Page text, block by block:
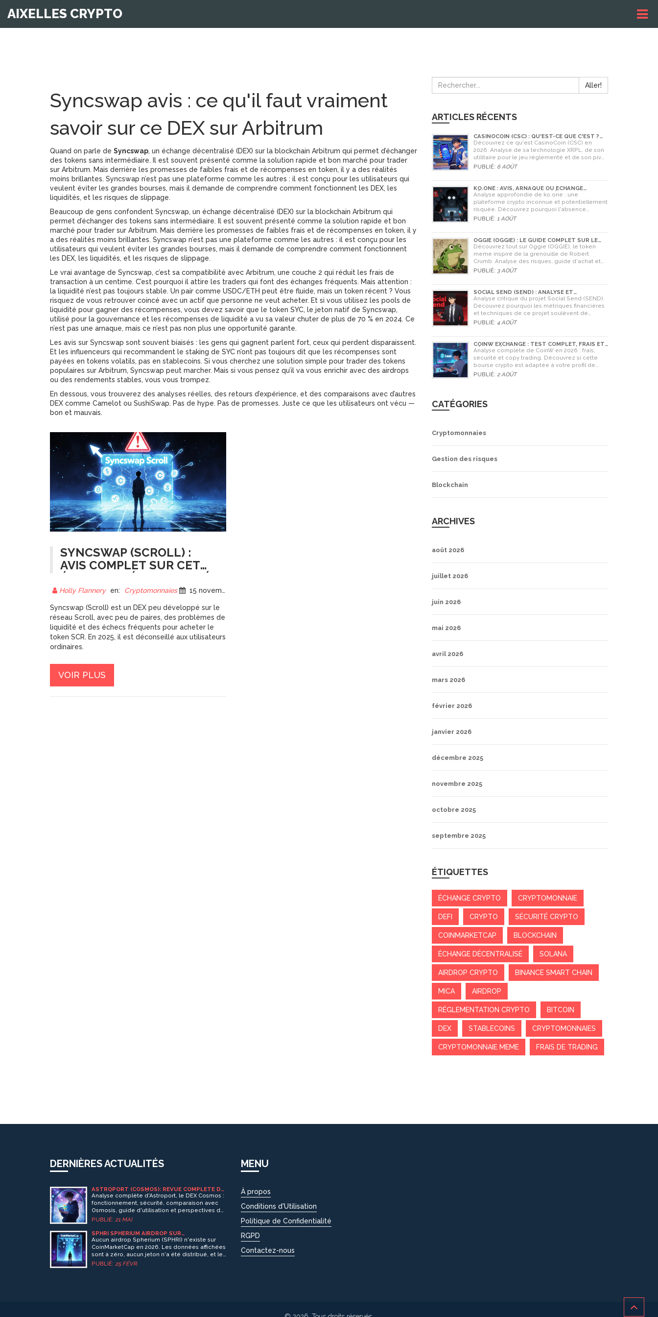
AIXELLES CRYPTO
Syncswap avis : ce qu'il faut vraiment
savoir sur ce DEX sur Arbitrum
Quand on parle de Syncswap, un échange décentralisé (DEX) sur la blockchain Arbitrum qui permet d’échanger
des tokens sans intermédiaire. Il est souvent présenté comme la solution rapide et bon marché pour trader
sur Arbitrum. Mais derrière les promesses de faibles frais et de récompenses en token, il y a des réalités
moins brillantes. Syncswap n’est pas une plateforme comme les autres : il est conçu pour les utilisateurs qui
veulent éviter les grandes bourses, mais il demande de comprendre comment fonctionnent les DEX, les
liquidités, et les risques de slippage.
Beaucoup de gens confondent Syncswap, un échange décentralisé (DEX) sur la blockchain Arbitrum qui
permet d’échanger des tokens sans intermédiaire. Il est souvent présenté comme la solution rapide et bon
marché pour trader sur Arbitrum. Mais derrière les promesses de faibles frais et de récompenses en token, il y
a des réalités moins brillantes. Syncswap n’est pas une plateforme comme les autres : il est conçu pour les
utilisateurs qui veulent éviter les grandes bourses, mais il demande de comprendre comment fonctionnent
les DEX, les liquidités, et les risques de slippage.
Le vrai avantage de Syncswap, c’est sa compatibilité avec Arbitrum, une couche 2 qui réduit les frais de
transaction à un centime. C’est pourquoi il attire les traders qui font des échanges fréquents. Mais attention :
la liquidité n’est pas toujours stable. Un pair comme USDC/ETH peut être fluide, mais un token récent ? Vous
risquez de vous retrouver coincé avec un actif que personne ne veut acheter. Et si vous utilisez les pools de
liquidité pour gagner des récompenses, vous devez savoir que le token SYC, le jeton natif de Syncswap,
utilisé pour la gouvernance et les récompenses de liquidité a vu sa valeur chuter de plus de 70 % en 2024. Ce
n’est pas une arnaque, mais ce n’est pas non plus une opportunité garante.
Les avis sur Syncswap sont souvent biaisés : les gens qui gagnent parlent fort, ceux qui perdent disparaissent.
Et les influenceurs qui recommandent le staking de SYC n’ont pas toujours dit que les récompenses sont
payées en tokens volatils, pas en stablecoins. Si vous cherchez une solution simple pour trader des tokens
populaires sur Arbitrum, Syncswap peut marcher. Mais si vous pensez qu’il va vous enrichir avec des airdrops
ou des rendements stables, vous vous trompez.
En dessous, vous trouverez des analyses réelles, des retours d’expérience, et des comparaisons avec d’autres
DEX comme Camelot ou SushiSwap. Pas de hype. Pas de promesses. Juste ce que les utilisateurs ont vécu —
bon et mauvais.
SYNCSWAP (SCROLL) :
AVIS COMPLET SUR CET
ÉCHANGE DÉCENTRALISÉ
PEU CONNU EN 2025
Holly Flannery en: Cryptomonnaies 15 novembre 2025
Syncswap (Scroll) est un DEX peu développé sur le
réseau Scroll, avec peu de paires, des problèmes de
liquidité et des échecs fréquents pour acheter le
token SCR. En 2025, il est déconseillé aux utilisateurs
ordinaires.
VOIR PLUS
Aller!
ARTICLES RÉCENTS
CASINOCOIN (CSC) : QU'EST-CE QUE C'EST ?
GUIDE COMPLET, TOKENOMICS ET AVENIR EN
2026
Découvrez ce qu'est CasinoCoin (CSC) en
2026. Analyse de sa technologie XRPL, de son
utilitaire pour le jeu réglementé et de son pivot
stratégique vers LuckyHash.
PUBLIÉ: 6 AOÛT
KO.ONE : AVIS, ARNAQUE OU ÉCHANGE
LÉGITIME ? ANALYSE COMPLÈTE
Analyse approfondie de ko.one : une
plateforme crypto inconnue et potentiellement
risquée. Découvrez pourquoi l'absence
d'information est un danger, comparez avec
PUBLIÉ: 1 AOÛT
OGGIE (OGGIE) : LE GUIDE COMPLET SUR LE
TOKEN MEME DE LA GRENOUILLE
Découvrez tout sur Oggie (OGGIE), le token
meme inspiré de la grenouille de Robert
Crumb. Analyse des risques, guide d'achat et
comparaison avec Pepe.
PUBLIÉ: 3 AOÛT
SOCIAL SEND (SEND) : ANALYSE ET
AVERTISSEMENTS CRITIQUES POUR 2026
Analyse critique du projet Social Send (SEND).
Découvrez pourquoi les métriques financières
et techniques de ce projet soulèvent de
graves doutes quant à sa légitimité en 2026.
PUBLIÉ: 4 AOÛT
COINW EXCHANGE : TEST COMPLET, FRAIS ET
SÉCURITÉ EN 2026
Analyse complète de CoinW en 2026 : frais,
sécurité et copy trading. Découvrez si cette
bourse crypto est adaptée à votre profil de
trader.
PUBLIÉ: 2 AOÛT
CATÉGORIES
Cryptomonnaies
Gestion des risques
Blockchain
ARCHIVES
août 2026
juillet 2026
juin 2026
mai 2026
avril 2026
mars 2026
février 2026
janvier 2026
décembre 2025
novembre 2025
octobre 2025
septembre 2025
ÉTIQUETTES
ÉCHANGE CRYPTO CRYPTOMONNAIE
DEFI CRYPTO SÉCURITÉ CRYPTO
COINMARKETCAP BLOCKCHAIN
ÉCHANGE DÉCENTRALISÉ SOLANA
AIRDROP CRYPTO BINANCE SMART CHAIN
MICA AIRDROP
RÉGLEMENTATION CRYPTO BITCOIN
DEX STABLECOINS CRYPTOMONNAIES
CRYPTOMONNAIE MEME FRAIS DE TRADING
DERNIÈRES ACTUALITÉS
ASTROPORT (COSMOS): REVUE COMPLÈTE DU
DEX DÉCENTRALISÉ
Analyse complète d'Astroport, le DEX Cosmos :
fonctionnement, sécurité, comparaison avec
Osmosis, guide d'utilisation et perspectives du
token ASTRO.
PUBLIÉ: 21 MAI
SPHRI SPHERIUM AIRDROP SUR
COINMARKETCAP : TOUT CE QUE VOUS DEVEZ
SAVOIR EN 2026
Aucun airdrop Spherium (SPHRI) n'existe sur
CoinMarketCap en 2026. Les données affichées
sont à zéro, aucun jeton n'a été distribué, et les
promesses de la plateforme restent non
PUBLIÉ: 25 FÉVR.
MENU
À propos
Conditions d'Utilisation
Politique de Confidentialité
RGPD
Contactez-nous